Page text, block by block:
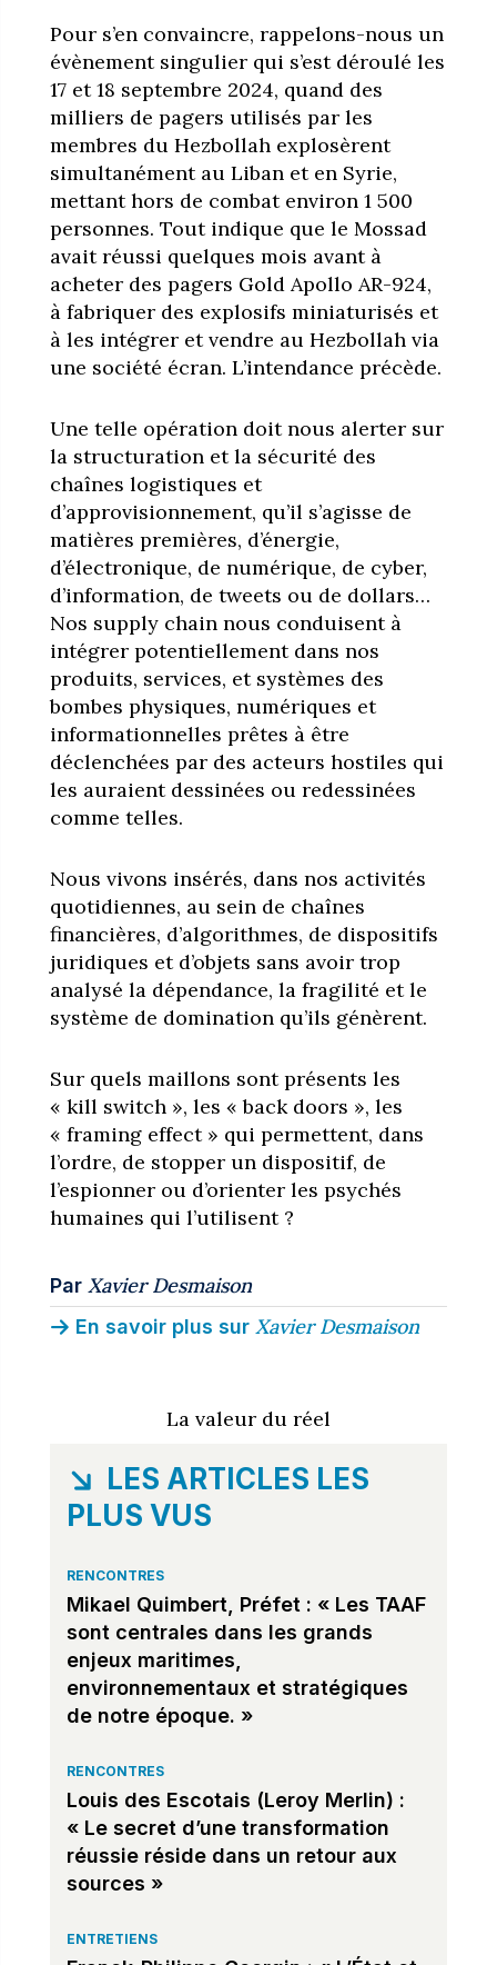
Pour s’en convaincre, rappelons-nous un
évènement singulier qui s’est déroulé les
17 et 18 septembre 2024, quand des
milliers de pagers utilisés par les
membres du Hezbollah explosèrent
simultanément au Liban et en Syrie,
mettant hors de combat environ 1 500
personnes. Tout indique que le Mossad
avait réussi quelques mois avant à
acheter des pagers Gold Apollo AR-924,
à fabriquer des explosifs miniaturisés et
à les intégrer et vendre au Hezbollah via
une société écran. L’intendance précède.
Une telle opération doit nous alerter sur
la structuration et la sécurité des
chaînes logistiques et
d’approvisionnement, qu’il s’agisse de
matières premières, d’énergie,
d’électronique, de numérique, de cyber,
d’information, de tweets ou de dollars…
Nos supply chain nous conduisent à
intégrer potentiellement dans nos
produits, services, et systèmes des
bombes physiques, numériques et
informationnelles prêtes à être
déclenchées par des acteurs hostiles qui
les auraient dessinées ou redessinées
comme telles.
Nous vivons insérés, dans nos activités
quotidiennes, au sein de chaînes
financières, d’algorithmes, de dispositifs
juridiques et d’objets sans avoir trop
analysé la dépendance, la fragilité et le
système de domination qu’ils génèrent.
Sur quels maillons sont présents les
« kill switch », les « back doors », les
« framing effect » qui permettent, dans
l’ordre, de stopper un dispositif, de
l’espionner ou d’orienter les psychés
humaines qui l’utilisent ?
Par Xavier Desmaison
En savoir plus sur Xavier Desmaison
La valeur du réel
LES ARTICLES LES
PLUS VUS
RENCONTRES
Mikael Quimbert, Préfet : « Les TAAF
sont centrales dans les grands
enjeux maritimes,
environnementaux et stratégiques
de notre époque. »
RENCONTRES
Louis des Escotais (Leroy Merlin) :
« Le secret d’une transformation
réussie réside dans un retour aux
sources »
ENTRETIENS